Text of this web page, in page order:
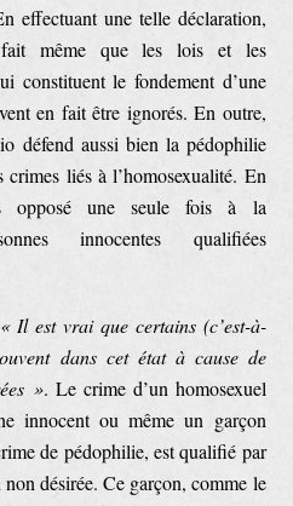
effectuant une telle déclaration,
même que les lois et les
constituent le fondement d’une
en fait être ignorés. En outre,
défend aussi bien la pédophilie
liés à l’homosexualité. En
opposé une seule fois à la
innocentes qualifiées
« Il est vrai que certains (c’est-à-
dans cet état à cause de
». Le crime d’un homosexuel
innocent ou même un garçon
de pédophilie, est qualifié par
désirée. Ce garçon, comme le